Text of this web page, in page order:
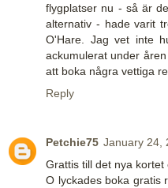
flygplatser nu - så är
alternativ - hade varit
O'Hare. Jag vet inte
ackumulerat under
att boka några vettiga
Reply
Petchie75 January 24,
Grattis till det nya kortet
O lyckades boka gratis